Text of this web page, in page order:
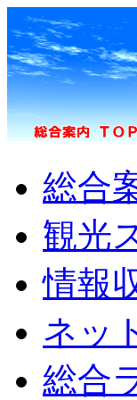
総合
観光
情報
ネッ
総合